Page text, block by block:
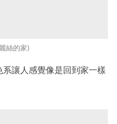
絲的家
讓人感覺像是回到家一樣